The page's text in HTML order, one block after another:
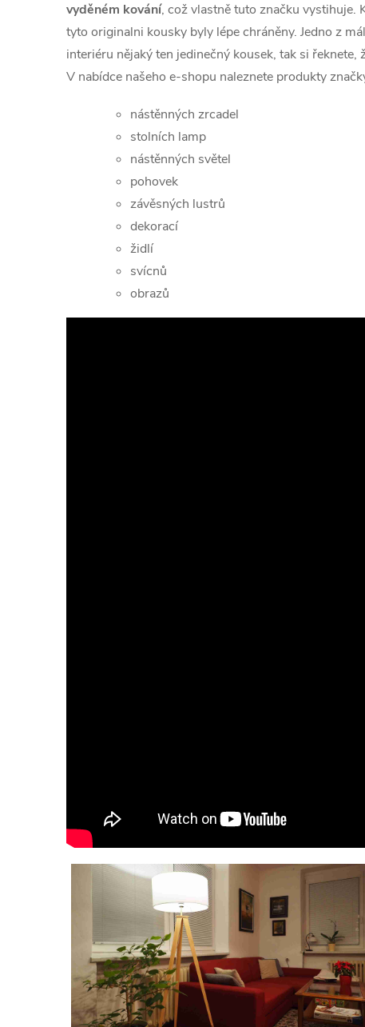
vyděném kování, což vlastně tuto značku vystihuje.
tyto originalni kousky byly lépe chráněny. Jedno z
interiéru nějaký ten jedinečný kousek, tak si řeknete,
V nabídce našeho e-shopu naleznete produkty
nástěnných zrcadel
stolních lamp
nástěnných světel
pohovek
závěsných lustrů
dekorací
židlí
svícnů
obrazů